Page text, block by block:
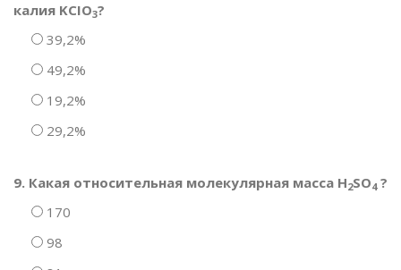
калия KCIO3?
39,2%
49,2%
19,2%
29,2%
9. Какая относительная молекулярная масса H2SO4 ?
170
98